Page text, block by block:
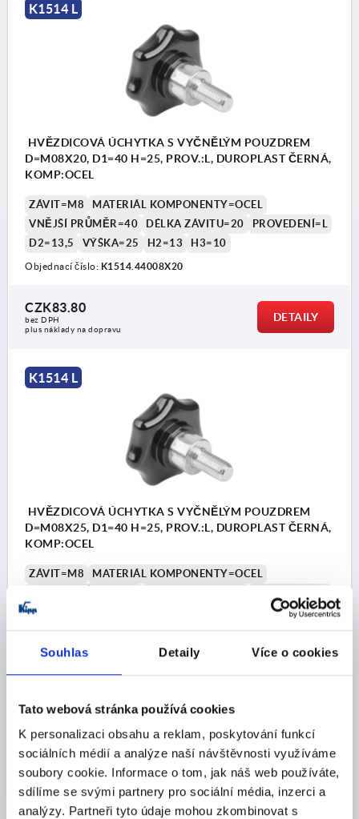
Souhlas Detaily Více o cookies
Tato webová stránka používá cookies
K personalizaci obsahu a reklam, poskytování funkcí
sociálních médií a analýze naší návštěvnosti využíváme
soubory cookie. Informace o tom, jak náš web používáte,
sdílíme se svými partnery pro sociální média, inzerci a
analýzy. Partneři tyto údaje mohou zkombinovat s
K1514 L
HVĚZDICOVÁ ÚCHYTKA S VYČNĚLÝM POUZDREM
D=M08X20, D1=40 H=25, PROV.:L, DUROPLAST ČERNÁ,
KOMP:OCEL
ZÁVIT=M8
MATERIÁL KOMPONENTY=OCEL
VNĚJŠÍ PRŮMĚR=40
DÉLKA ZÁVITU=20
PROVEDENÍ=L
D2=13,5
VÝŠKA=25 H2=13 H3=10
Objednací číslo: K1514.44008X20
CZK83.80
bez DPH
plus náklady na dopravu
DETAILY
K1514 L
HVĚZDICOVÁ ÚCHYTKA S VYČNĚLÝM POUZDREM
D=M08X25, D1=40 H=25, PROV.:L, DUROPLAST ČERNÁ,
KOMP:OCEL
ZÁVIT=M8
MATERIÁL KOMPONENTY=OCEL
D2=13,5
CZK85.23
K1514 L